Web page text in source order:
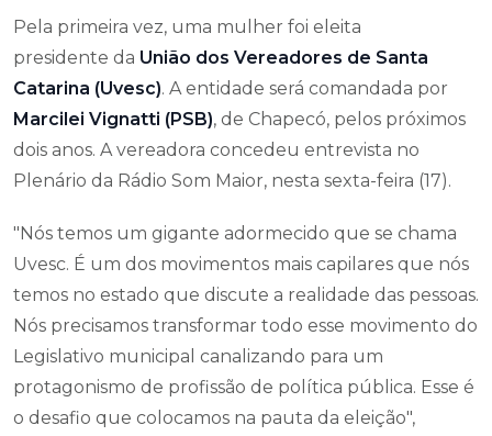
Pela primeira vez, uma mulher foi eleita
presidente da União dos Vereadores de Santa
Catarina (Uvesc). A entidade será comandada por
Marcilei Vignatti (PSB), de Chapecó, pelos próximos
dois anos. A vereadora concedeu entrevista no
Plenário da Rádio Som Maior, nesta sexta-feira (17).
"Nós temos um gigante adormecido que se chama
Uvesc. É um dos movimentos mais capilares que nós
temos no estado que discute a realidade das pessoas.
Nós precisamos transformar todo esse movimento do
Legislativo municipal canalizando para um
protagonismo de profissão de política pública. Esse é
o desafio que colocamos na pauta da eleição",